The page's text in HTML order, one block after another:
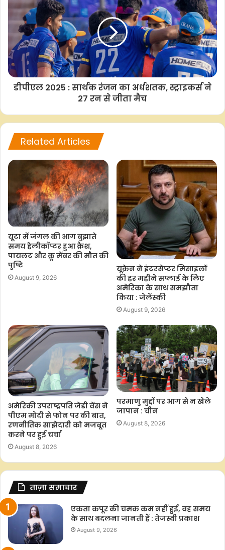
e
b
o
o
t
s
A
p
p
t
t
e
r
y
L
i
n
k
r
e
डीपीएल 2025 : सार्थक रंजन का अर्धशतक, स्ट्राइकर्स ने
27 रन से जीता मैच
Related Articles
यूटा में जंगल की आग बुझाते
समय हेलीकॉप्टर हुआ क्रैश,
पायलट और क्रू मेंबर की मौत की
पुष्टि
August 9, 2026
यूक्रेन ने इंटरसेप्टर मिसाइलों
की हर महीने सप्लाई के लिए
अमेरिका के साथ समझौता
किया : जेलेंस्की
August 9, 2026
अमेरिकी उपराष्ट्रपति जेडी वेंस ने
पीएम मोदी से फोन पर की बात,
रणनीतिक साझेदारी को मजबूत
करने पर हुई चर्चा
August 8, 2026
परमाणु मुद्दों पर आग से न खेले
जापान : चीन
August 8, 2026
ताज़ा समाचार
एकता कपूर की चमक कम नहीं हुई, वह समय
के साथ बदलना जानती हैं : तेजस्वी प्रकाश
August 9, 2026